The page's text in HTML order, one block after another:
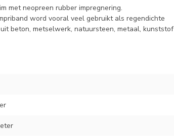
met neopreen rubber impregnering.
word vooral veel gebruikt als regendichte
beton, metselwerk, natuursteen, metaal, kunststof